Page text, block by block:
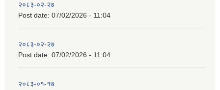
२०८३-०२-२७
Post date: 07/02/2026 - 11:04
२०८३-०२-२७
Post date: 07/02/2026 - 11:04
२०८३-०१-१७